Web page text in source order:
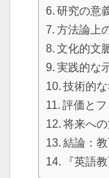
研究の意
方法論上
文化的文
実践的な
技術的
評価と
将来へ
結論：
『英語